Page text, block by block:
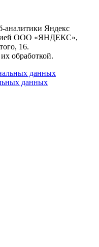
аналитики Яндекс
ООО «ЯНДЕКС»,
16.
обработкой.
данных
данных